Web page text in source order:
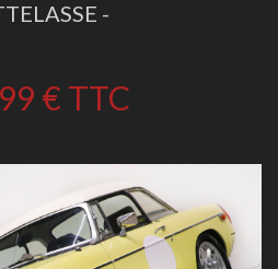
-
€ TTC